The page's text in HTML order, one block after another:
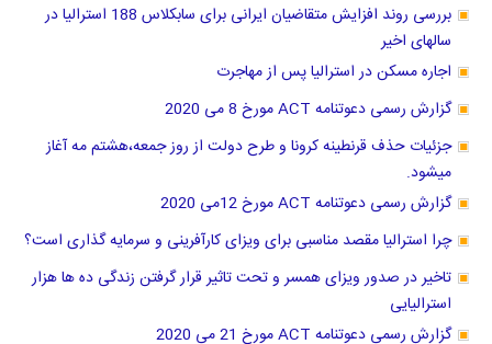
بررسی روند افزایش متقاضیان ایرانی برای سابکلاس 188 استرالیا در
سالهای اخیر
اجاره مسکن در استرالیا پس از مهاجرت
گزارش رسمی دعوتنامه ACT مورخ 8 می 2020
جزئیات حذف قرنطینه کرونا و طرح دولت از روز جمعه،هشتم مه آغاز
میشود.
گزارش رسمی دعوتنامه ACT مورخ 12می 2020
چرا استرالیا مقصد مناسبی برای ویزای کارآفرینی و سرمایه گذاری است؟
تاخیر در صدور ویزای همسر و تحت تاثیر قرار گرفتن زندگی ده ها هزار
استرالیایی
گزارش رسمی دعوتنامه ACT مورخ 21 می 2020